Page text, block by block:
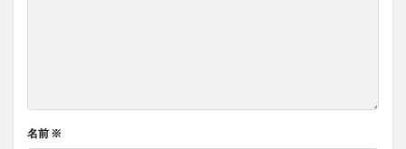
名前 ※